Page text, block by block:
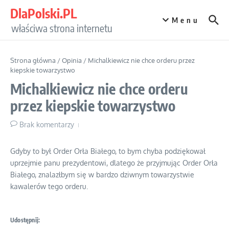
DlaPolski.PL
właściwa strona internetu
Menu
Strona główna /Opinia / Michalkiewicz nie chce orderu przez
kiepskie towarzystwo
Michalkiewicz nie chce orderu
przez kiepskie towarzystwo
Brak komentarzy
Gdyby to był Order Orła Białego, to bym chyba podziękował
uprzejmie panu prezydentowi, dlatego że przyjmując Order Orła
Białego, znalazłbym się w bardzo dziwnym towarzystwie
kawalerów tego orderu.
Udostępnij: